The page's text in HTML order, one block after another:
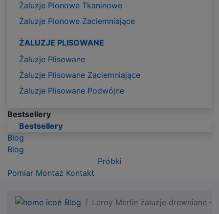
Żaluzje Pionowe Tkaninowe
Żaluzje Pionowe Zaciemniające
ŻALUZJE PLISOWANE
Żaluzje Plisowane
Żaluzje Plisowane Zaciemniające
Żaluzje Plisowane Podwójne
Bestsellery
Bestsellery
Blog
Blog
Próbki
Pomiar Montaż Kontakt
Blog Leroy Merlin żaluzje drewniane –